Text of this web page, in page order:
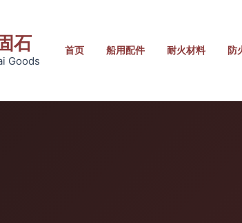
石
Goods
首页 船用配件 耐火材料 防